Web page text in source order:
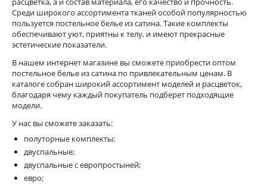
Среди широкого ассортимента тканей особой популярностью
пользуется постельное белье из сатина. Такие комплекты
обеспечивают уют, приятны к телу, и имеют прекрасные
эстетические показатели.
В нашем интернет магазине вы сможете приобрести оптом
постельное белье из сатина по привлекательным ценам. В
каталоге собран широкий ассортимент моделей и расцветок,
благодаря чему каждый покупатель подберет подходящие
модели.
У нас вы сможете заказать:
полуторные комплекты;
двуспальные;
двуспальные с европростыней;
евро;